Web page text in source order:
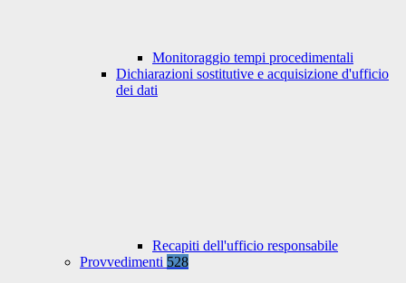
Monitoraggio tempi procedimentali
Dichiarazioni sostitutive e acquisizione d'ufficio
dei dati
Recapiti dell'ufficio responsabile
Provvedimenti 528